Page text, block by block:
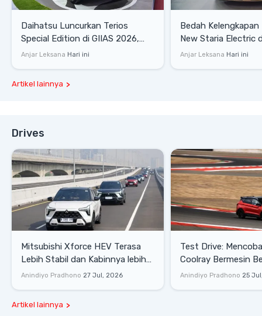
Daihatsu Luncurkan Terios
Special Edition di GIIAS 2026,
Stok Terbatas
Anjar Leksana Hari ini
Bedah
New Staria Electric
yang Dikenalkan di
Anjar Leksana Hari ini
Artikel lainnya
Drives
Mitsubishi Xforce HEV Terasa
Lebih Stabil dan Kabinnya lebih
Senyap
Anindiyo Pradhono 27 Jul, 2026
Test Drive: Mencoba Geely
Coolray Bermesin
di Sirkuit Mandalika
Anindiyo Pradhono 25
Artikel lainnya